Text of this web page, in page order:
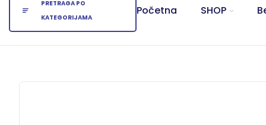
PRETRAGA PO
KATEGORIJAMA
Početna SHOP